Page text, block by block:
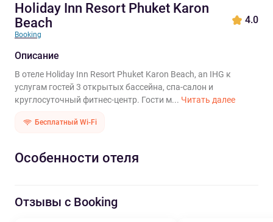
Holiday Inn Resort Phuket Karon
Beach
Booking
4.0
Описание
В отеле Holiday Inn Resort Phuket Karon Beach, an IHG к
услугам гостей 3 открытых бассейна, спа-салон и
круглосуточный фитнес-центр. Гости м... Читать далее
Бесплатный Wi-Fi
Особенности отеля
Отзывы с Booking